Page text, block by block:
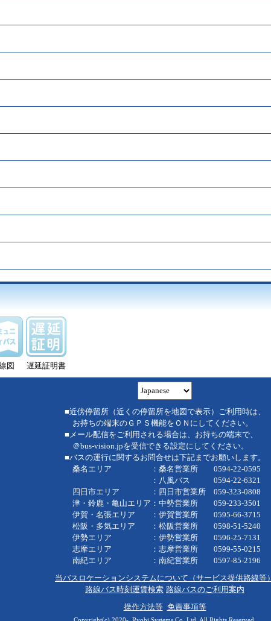
図 遅延証明書
■近傍停留所（近くの停留所を地図で表示）ご利用時は、
お持ちの端末のＧＰＳ機能をＯＮにしてください。
■メール配信をご利用される場合は、お持ちの端末で、
＠bus-vision.jpを受信できる設定にしてください。
■バスの運行に関するお問合せは下記までお願いします。
桑名エリア ：桑名営業所 0594-22-0595
：八風バス 0594-22-6321
四日市エリア ：四日市営業所 059-323-0808
津・鈴鹿・亀山エリア：中勢営業所 059-233-3501
伊賀・名張エリア ：伊賀営業所 0595-66-3715
松阪・多気エリア ：松阪営業所 0598-51-5240
伊勢エリア ：伊勢営業所 0596-25-7131
志摩エリア ：志摩営業所 0599-55-0215
南紀エリア ：南紀営業所 0597-85-2196
当バスロケーションシステムについて（サービス提供路線等）
路線バス時刻運賃検索 路線バスのご利用案内
操作方法等 免責事項等